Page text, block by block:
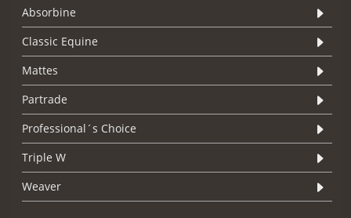
Absorbine
Classic Equine
Mattes
Partrade
Professional´s Choice
Triple W
Weaver